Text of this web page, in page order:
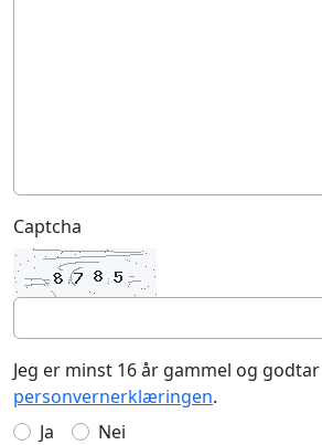
Captcha
Jeg er minst 16 år gammel og godtar
personvernerklæringen.
Ja
Nei